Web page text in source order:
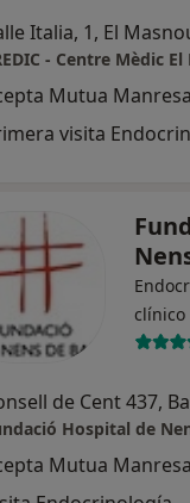
Italia, 1, El
- Centre Mèdic El
Mutua
visita
clínico
de Cent 437,
Hospital de
Mutua